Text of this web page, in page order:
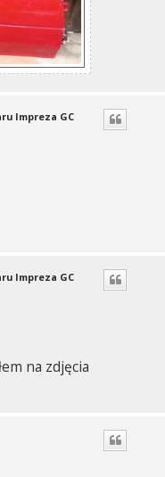
Impreza GC
Impreza GC
na zdjęcia